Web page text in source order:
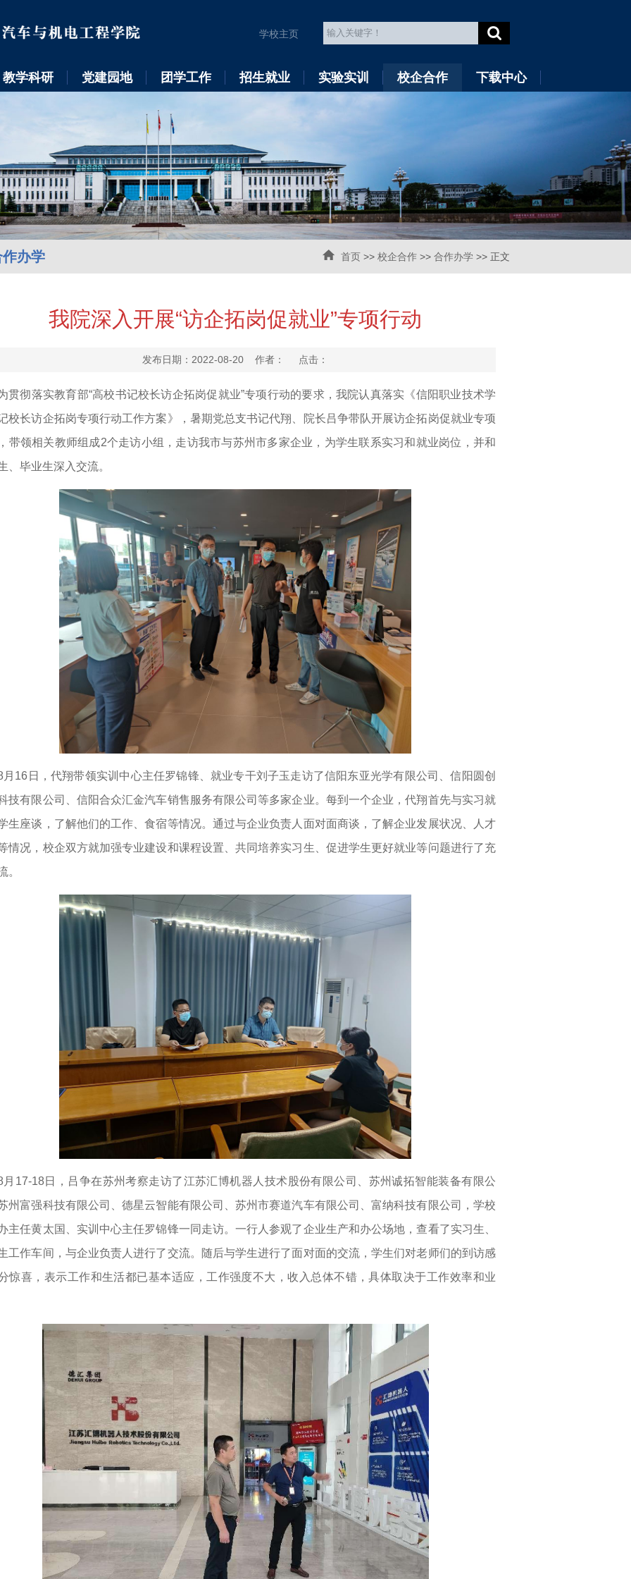
学校主页
教学科研 党建园地 团学工作 招生就业 实验实训 校企合作 下载中心
作办学 首页 >> 校企合作 >> 合作办学 >> 正文
我院深入开展“访企拓岗促就业”专项行动
发布日期：2022-08-20 作者： 点击：
贯彻落实教育部“高校书记校长访企拓岗促就业”专项行动的要求，我院认真落实《信阳职业技术学
校长访企拓岗专项行动工作方案》，暑期党总支书记代翔、院长吕争带队开展访企拓岗促就业专项
带领相关教师组成2个走访小组，走访我市与苏州市多家企业，为学生联系实习和就业岗位，并和
、毕业生深入交流。
月16日，代翔带领实训中心主任罗锦锋、就业专干刘子玉走访了信阳东亚光学有限公司、信阳圆创
技有限公司、信阳合众汇金汽车销售服务有限公司等多家企业。每到一个企业，代翔首先与实习就
生座谈，了解他们的工作、食宿等情况。通过与企业负责人面对面商谈，了解企业发展状况、人才
情况，校企双方就加强专业建设和课程设置、共同培养实习生、促进学生更好就业等问题进行了充
。
月17-18日，吕争在苏州考察走访了江苏汇博机器人技术股份有限公司、苏州诚拓智能装备有限公
州富强科技有限公司、德星云智能有限公司、苏州市赛道汽车有限公司、富纳科技有限公司，学校
主任黄太国、实训中心主任罗锦锋一同走访。一行人参观了企业生产和办公场地，查看了实习生、
工作车间，与企业负责人进行了交流。随后与学生进行了面对面的交流，学生们对老师们的到访感
惊喜，表示工作和生活都已基本适应，工作强度不大，收入总体不错，具体取决于工作效率和业